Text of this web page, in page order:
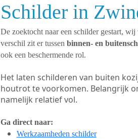
Schilder in
De zoektocht naar een schilder gestart,
verschil zit er tussen binnen- en
ook een beschermende rol.
Het laten schilderen van buiten
houtrot te voorkomen. Belangrijk
namelijk relatief vol.
Ga direct naar:
Werkzaamheden schilder